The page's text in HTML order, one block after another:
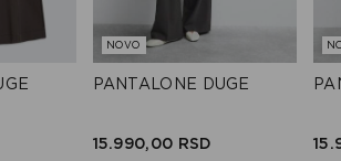
NOVO
PANTALONE DUGE
15.990,00 RSD